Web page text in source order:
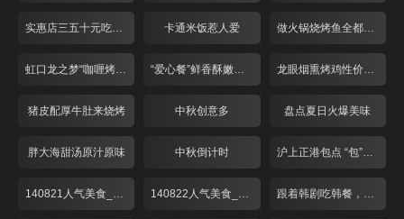
实惠店三五十元吃牛排 卡通米饭惹人爱 做火锅烧烤鱼全都不用水？
虹口龙之梦“咖喱烤鱼” “爱心餐”鲜香酥嫩啤酒鸭 龙眼烟熏烤鸡性价比超高
猪皮配厚牛肚来烧烤 中秋创意多 盘点夏日火爆美味
胖大海甜汤原汁原味 中秋倒计时 沪上正港包点 “包”你喜欢
140821人气美食_001 140822人气美食_001 跟着韩剧吃韩餐，解锁时下最in美食“部队锅”